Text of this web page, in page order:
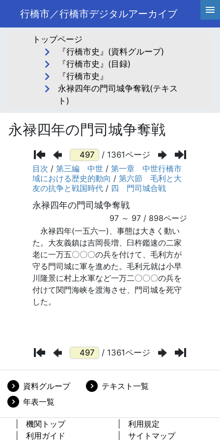
行橋市／行橋市デジタルアーカイブ
トップページ
『行橋市史』(資料グループ)
『行橋市史』(目録)
『行橋市史』
永禄四年の門司城争奪戦(テキス
ト)
永禄四年の門司城争奪戦
/ 1361ページ
/ 1361ページ
資料グループ
テキスト一覧
年表一覧
機関トップ
利用規定
利用ガイド
サイトマップ